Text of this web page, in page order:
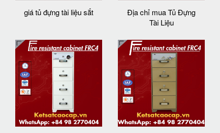
giá tủ đựng tài liệu sắt
Địa chỉ mua Tủ Đựng
Tài Liệu